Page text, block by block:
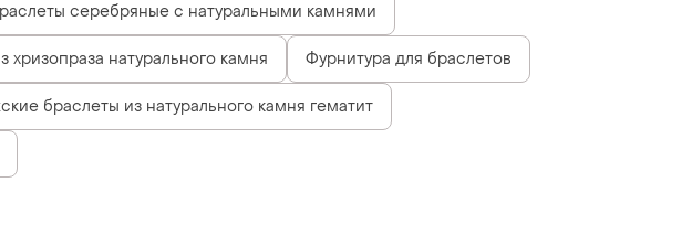
серебряные с натуральными камнями
хризопраза натурального камня Фурнитура для браслетов
браслеты из натурального камня гематит